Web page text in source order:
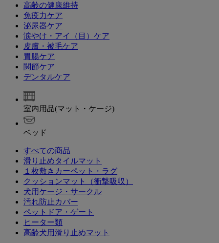
高齢の健康維持
免疫力ケア
泌尿器ケア
涙やけ・アイ（目）ケア
皮膚・被毛ケア
胃腸ケア
関節ケア
デンタルケア
室内用品(マット・ケージ)
ベッド
すべての商品
滑り止めタイルマット
１枚敷きカーペット・ラグ
クッションマット（衝撃吸収）
犬用ケージ・サークル
汚れ防止カバー
ペットドア・ゲート
ヒーター類
高齢犬用滑り止めマット